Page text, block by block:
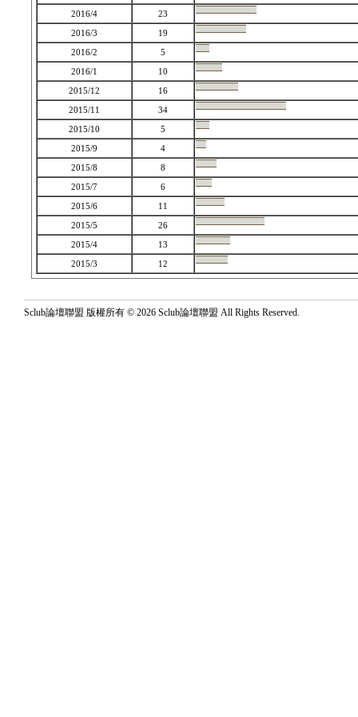
2016/4
23
2016/3
19
2016/2
5
2016/1
10
2015/12
16
2015/11
34
2015/10
5
2015/9
4
2015/8
8
2015/7
6
2015/6
11
2015/5
26
2015/4
13
2015/3
12
Sclub論壇聯盟 版權所有 © 2026 Sclub論壇聯盟 All Rights Reserved.